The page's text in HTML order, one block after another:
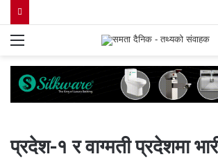
प्रदेश-१ र वाग्मती प्रदेशमा